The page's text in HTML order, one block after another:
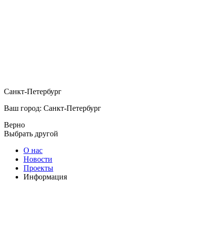
Санкт-Петербург
Ваш город: Санкт-Петербург
Верно
Выбрать другой
О нас
Новости
Проекты
Информация